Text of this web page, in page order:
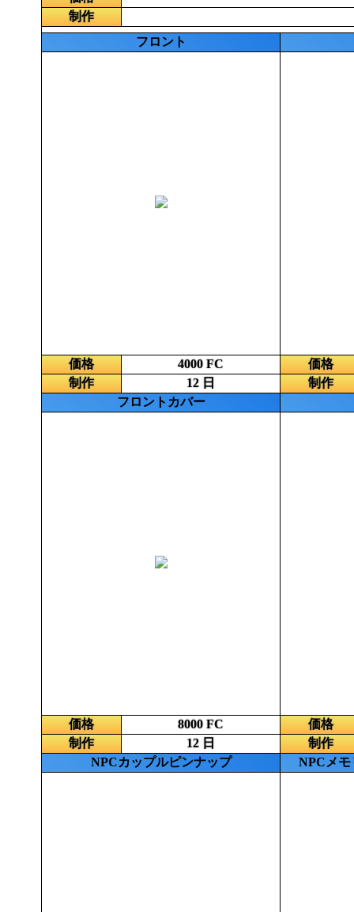
制作
フロント
価格 4000 FC
価格
制作
12 日
制作
フロントカバー
価格 8000 FC
価格
制作
12 日
制作
NPCカップルピンナップ
NPCメモ